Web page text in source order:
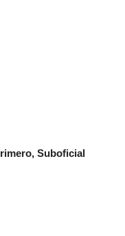
Suboficial